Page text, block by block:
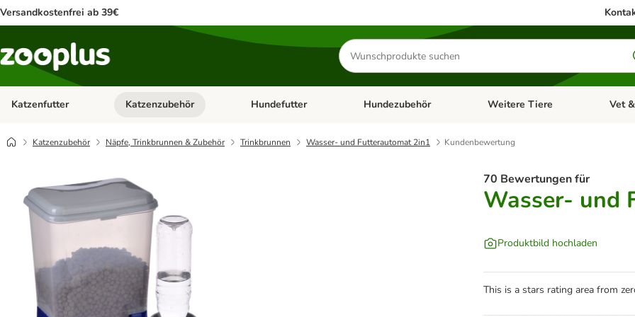
Versandkostenfrei ab 39€
Produkte
suchen
Katzenfutter Kategorie-Menü öffnen: Katzenfutter
Katzenzubehör Kategorie-Menü öffnen: Katzenzubehör
Hundefutter Kategorie-Menü öffnen: Hundefutter
Hundezubehör Kategorie-Menü öffnen:
Weitere Tiere Vet
Katzenzubehör Näpfe, Trinkbrunnen & Zubehör Trinkbrunnen Wasser- und Futterautomat 2in1 Kundenbewertung
70 Bewertungen für
Wasser- und
Produktbild hochladen
This is a stars rating area from